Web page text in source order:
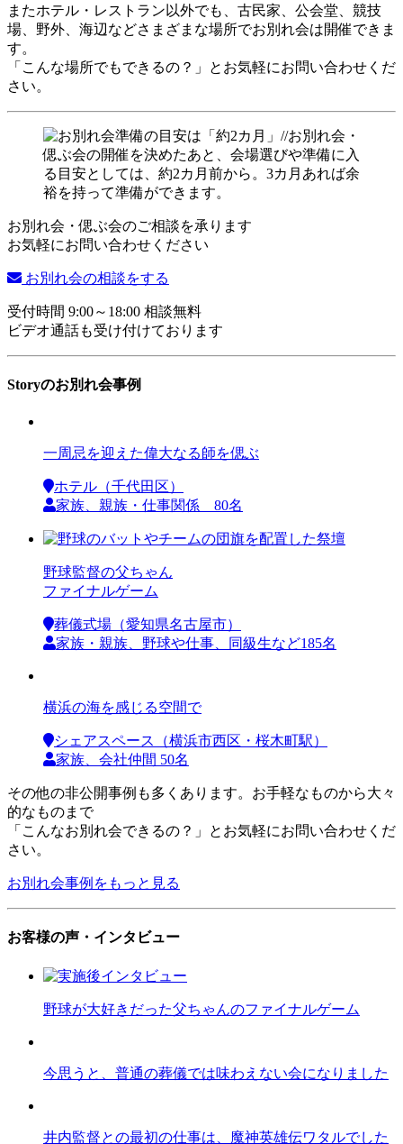
またホテル・レストラン以外でも、古民家、公会堂、競技
場、野外、海辺などさまざまな場所でお別れ会は開催できま
す。
「こんな場所でもできるの？」とお気軽にお問い合わせくだ
さい。
お別れ会・偲ぶ会のご相談を承ります
お気軽にお問い合わせください
お別れ会の相談をする
受付時間 9:00～18:00 相談無料
ビデオ通話も受け付けております
Storyのお別れ会事例
一周忌を迎えた偉大なる師を偲ぶ
ホテル（千代田区）
家族、親族・仕事関係 80名
野球監督の父ちゃん
ファイナルゲーム
葬儀式場（愛知県名古屋市）
家族・親族、野球や仕事、同級生など185名
横浜の海を感じる空間で
シェアスペース（横浜市西区・桜木町駅）
家族、会社仲間 50名
その他の非公開事例も多くあります。お手軽なものから大々
的なものまで
「こんなお別れ会できるの？」とお気軽にお問い合わせくだ
さい。
お別れ会事例をもっと見る
お客様の声・インタビュー
野球が大好きだった父ちゃんのファイナルゲーム
今思うと、普通の葬儀では味わえない会になりました
井内監督との最初の仕事は、魔神英雄伝ワタルでした